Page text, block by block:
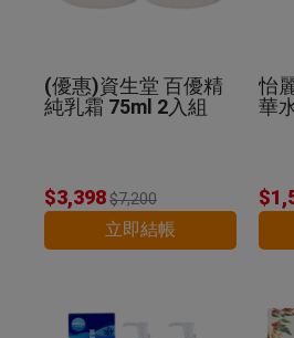
(優惠)資生堂 百優精
純乳霜 75ml 2入組
$3,398$7,200
立即結帳
怡
華